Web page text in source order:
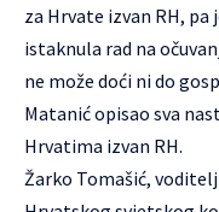
za Hrvate izvan RH,
istaknula rad na
ne može doći ni do
Matanić opisao sva
Hrvatima izvan RH.
Žarko Tomašić,